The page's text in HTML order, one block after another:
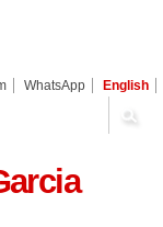
WhatsApp English